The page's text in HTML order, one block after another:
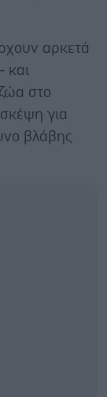
αρκετά
και
στο
για
βλάβης